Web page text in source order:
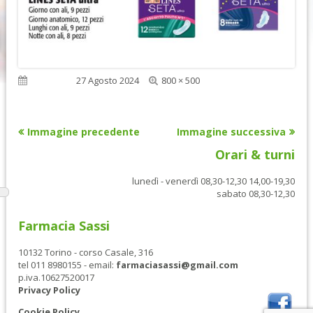
Pubblicato27 Agosto 2024
Dimensione
800 × 500
Immagine precedente Immagine successiva
Orari & turni
lunedì - venerdì 08,30-12,30 14,00-19,30
sabato 08,30-12,30
Farmacia Sassi
10132 Torino - corso Casale, 316
tel 011 8980155 - email: farmaciasassi@gmail.com
p.iva.10627520017
Privacy Policy